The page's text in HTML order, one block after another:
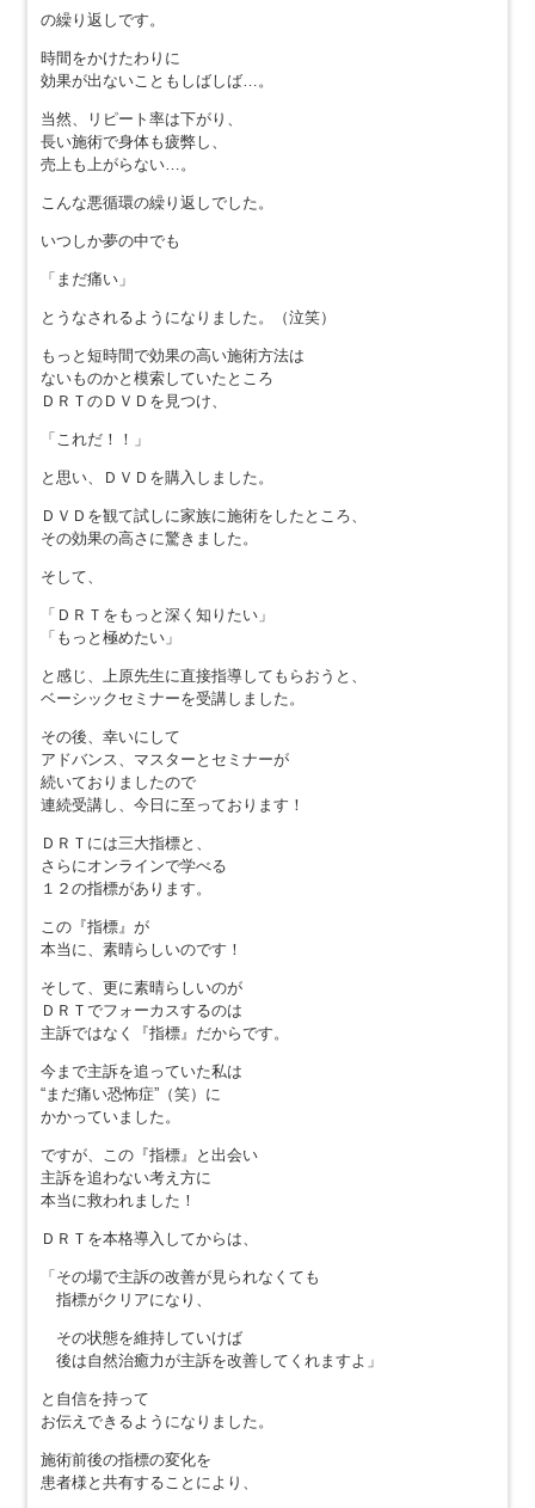
の繰り返しです。
時間をかけたわりに
効果が出ないこともしばしば…。
当然、リピート率は下がり、
長い施術で身体も疲弊し、
売上も上がらない…。
こんな悪循環の繰り返しでした。
いつしか夢の中でも
「まだ痛い」
とうなされるようになりました。（泣笑）
もっと短時間で効果の高い施術方法は
ないものかと模索していたところ
ＤＲＴのＤＶＤを見つけ、
「これだ！！」
と思い、ＤＶＤを購入しました。
ＤＶＤを観て試しに家族に施術をしたところ、
その効果の高さに驚きました。
そして、
「ＤＲＴをもっと深く知りたい」
「もっと極めたい」
と感じ、上原先生に直接指導してもらおうと、
ベーシックセミナーを受講しました。
その後、幸いにして
アドバンス、マスターとセミナーが
続いておりましたので
連続受講し、今日に至っております！
ＤＲＴには三大指標と、
さらにオンラインで学べる
１２の指標があります。
この『指標』が
本当に、素晴らしいのです！
そして、更に素晴らしいのが
ＤＲＴでフォーカスするのは
主訴ではなく『指標』だからです。
今まで主訴を追っていた私は
“まだ痛い恐怖症”（笑）に
かかっていました。
ですが、この『指標』と出会い
主訴を追わない考え方に
本当に救われました！
ＤＲＴを本格導入してからは、
「その場で主訴の改善が見られなくても
指標がクリアになり、
その状態を維持していけば
後は自然治癒力が主訴を改善してくれますよ」
と自信を持って
お伝えできるようになりました。
施術前後の指標の変化を
患者様と共有することにより、